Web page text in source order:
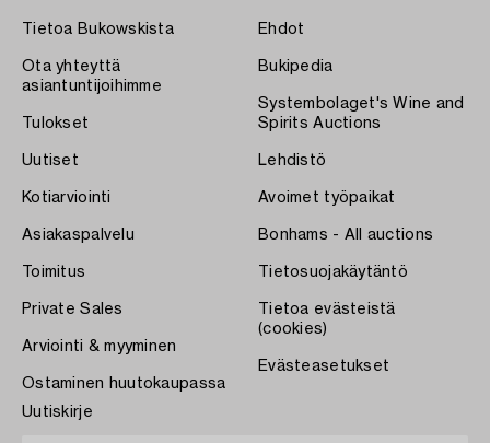
Tietoa Bukowskista
Ota yhteyttä
asiantuntijoihimme
Tulokset
Uutiset
Kotiarviointi
Asiakaspalvelu
Toimitus
Private Sales
Arviointi & myyminen
Ostaminen huutokaupassa
Ehdot
Bukipedia
Systembolaget's Wine and
Spirits Auctions
Lehdistö
Avoimet työpaikat
Bonhams - All auctions
Tietosuojakäytäntö
Tietoa evästeistä
(cookies)
Evästeasetukset
Uutiskirje